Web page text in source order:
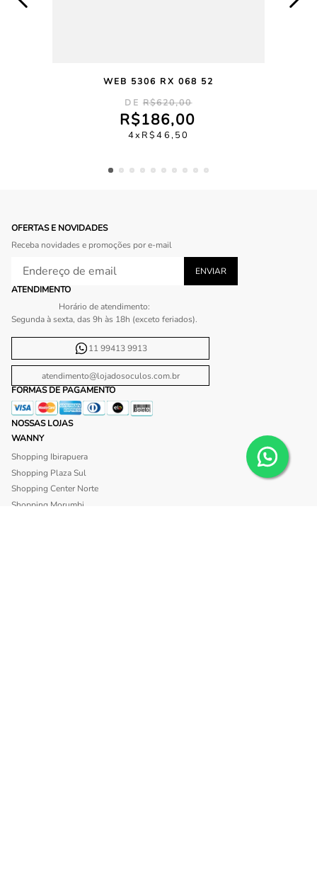
WEB 5306 RX 068 52
R$620,00
R$186,00
4 R$46,50
OFERTAS E NOVIDADES
Receba novidades e promoções por e-mail
ATENDIMENTO
Horário de atendimento:
Segunda à sexta, das 9h às 18h (exceto feriados).
11 99413 9913
atendimento@lojadosoculos.com.br
FORMAS DE PAGAMENTO
NOSSAS LOJAS
WANNY
Shopping Ibirapuera
Shopping Plaza Sul
Shopping Center Norte
Shopping Morumbi